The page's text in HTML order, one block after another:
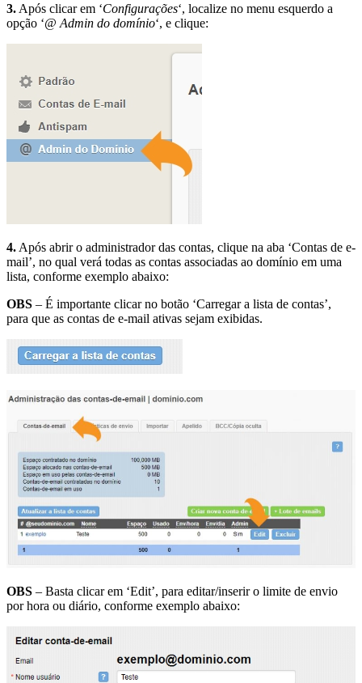
3. Após clicar em ‘Configurações‘, localize no menu esquerdo a
opção ‘@ Admin do domínio‘, e clique:
4. Após abrir o administrador das contas, clique na aba ‘Contas de e-
mail’, no qual verá todas as contas associadas ao domínio em uma
lista, conforme exemplo abaixo:
OBS – É importante clicar no botão ‘Carregar a lista de contas’,
para que as contas de e-mail ativas sejam exibidas.
OBS – Basta clicar em ‘Edit’, para editar/inserir o limite de envio
por hora ou diário, conforme exemplo abaixo: